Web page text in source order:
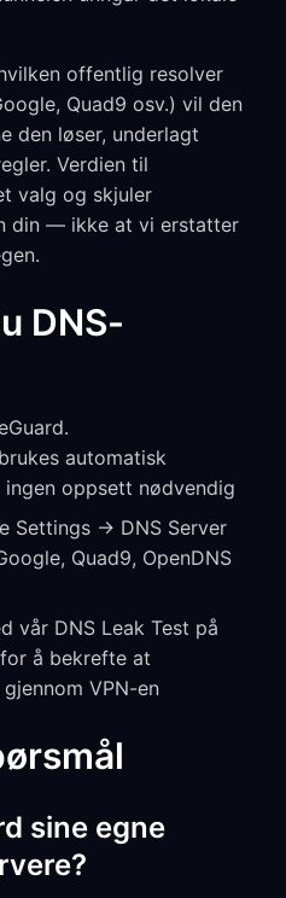
offentlig resolver
Quad9 osv.) vil den
den løser, underlagt
Verdien til
valg og skjuler
din — ikke at vi erstatter
DNS-
automatisk
oppsett nødvendig
Settings → DNS Server
Quad9, OpenDNS
vår DNS Leak Test på
å bekrefte at
VPN-en
sine egne